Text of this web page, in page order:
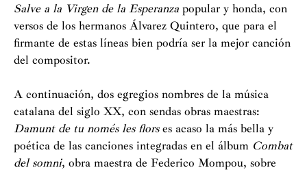
Salve a la Virgen de la Esperanza popular y honda, con
versos de los hermanos Álvarez Quintero, que para el
firmante de estas líneas bien podría ser la mejor canción
del compositor.
A continuación, dos egregios nombres de la música
catalana del siglo XX, con sendas obras maestras:
Damunt de tu només les florses acaso la más bella y
poética de las canciones integradas en el álbum Combat
del somni, obra maestra de Federico Mompou, sobre